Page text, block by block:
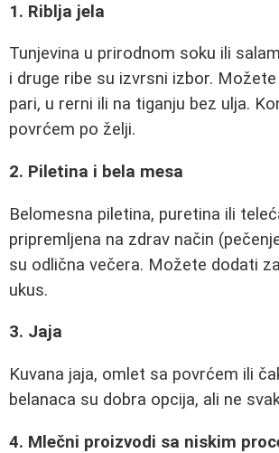
1. Riblja jela
Tunjevina u prirodnom soku ili
i druge ribe su izvrsni izbor.
pari, u rerni ili na tiganju bez ulja.
povrćem po želji.
2. Piletina i bela mesa
Belomesna piletina, puretina ili
pripremljena na zdrav način
su odlična večera. Možete dodati
ukus.
3. Jaja
Kuvana jaja, omlet sa povrćem ili
belanaca su dobra opcija, ali ne
4. Mlečni proizvodi sa niskim